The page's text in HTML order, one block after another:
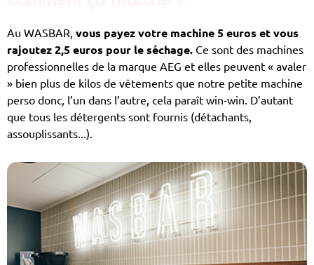
Au WASBAR, vous payez votre machine 5 euros et vous
rajoutez 2,5 euros pour le séchage. Ce sont des machines
professionnelles de la marque AEG et elles peuvent « avaler
» bien plus de kilos de vêtements que notre petite machine
perso donc, l’un dans l’autre, cela paraît win-win. D’autant
que tous les détergents sont fournis (détachants,
assouplissants...).